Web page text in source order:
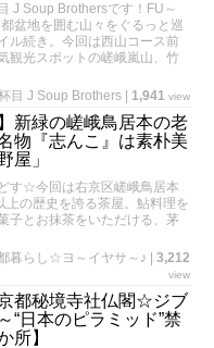
J Soup Brothersです！FU～
盆地を囲む山々をぐるっと巡
ル続き。今回は西山コース前
観光スポットの嵯峨嵐山、竹
目 J Soup Brothers
1,941 view
新緑の嵯峨鳥居本の老
物『志んこ』は素朴美
屋」
す☆今回は右京区嵯峨鳥居本
上の歴史を誇る茶屋。鮎料理を
子とお抹茶をいただける、茅
暮らし☆ヨ～イヤサ～♪
3,212
view
都秘境寺社仏閣☆ジブ
“日本のピラミッド”禁
所】